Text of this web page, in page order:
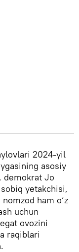
2024-yil
asosiy
demokrat Jo
yetakchisi,
ham o‘z
uchun
ovozini
raqiblari